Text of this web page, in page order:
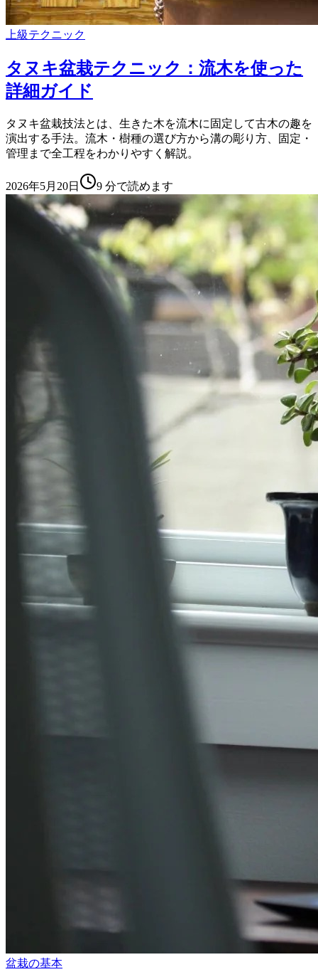
上級テクニック
タヌキ盆栽テクニック：流木を使った
詳細ガイド
タヌキ盆栽技法とは、生きた木を流木に固定して古木の趣を
演出する手法。流木・樹種の選び方から溝の彫り方、固定・
管理まで全工程をわかりやすく解説。
2026年5月20日 9 分で読めます
盆栽の基本